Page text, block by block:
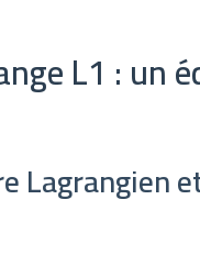
L1 : un
Lagrangien